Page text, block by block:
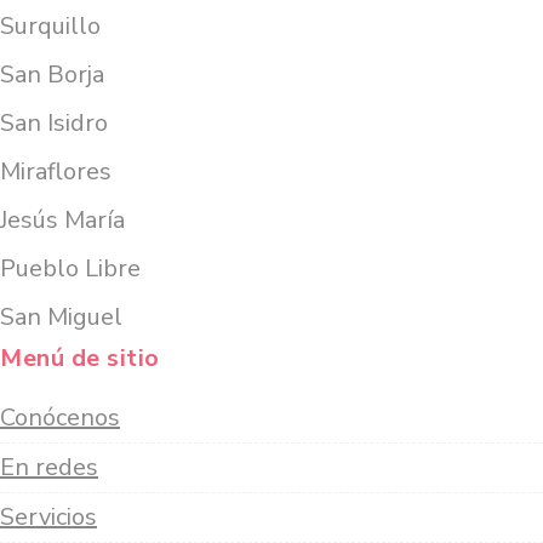
Surquillo
San Borja
San Isidro
Miraflores
Jesús María
Pueblo Libre
San Miguel
Menú de sitio
Conócenos
En redes
Servicios